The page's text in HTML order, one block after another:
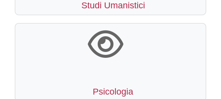
Studi Umanistici
Psicologia